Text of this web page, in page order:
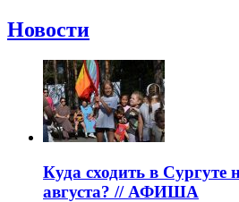
Новости
​Куда сходить в Сургуте
августа? // АФИША